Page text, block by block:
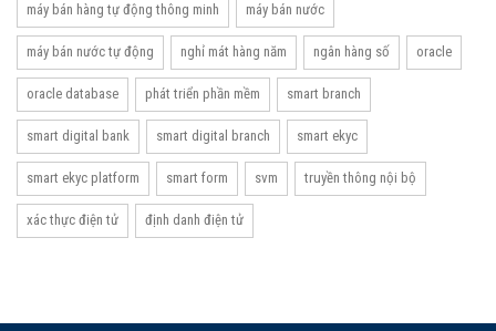
máy bán hàng tự động thông minh máy bán nước
máy bán nước tự động nghỉ mát hàng năm ngân hàng số oracle
oracle database phát triển phần mềm smart branch
smart digital bank smart digital branch smart ekyc
smart ekyc platform smart form svm truyền thông nội bộ
xác thực điện tử định danh điện tử